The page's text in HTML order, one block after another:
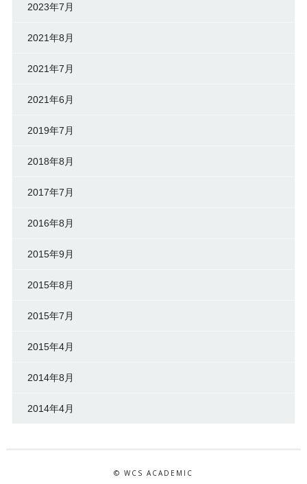
2023年7月
2021年8月
2021年7月
2021年6月
2019年7月
2018年8月
2017年7月
2016年8月
2015年9月
2015年8月
2015年7月
2015年4月
2014年8月
2014年4月
© WCS ACADEMIC